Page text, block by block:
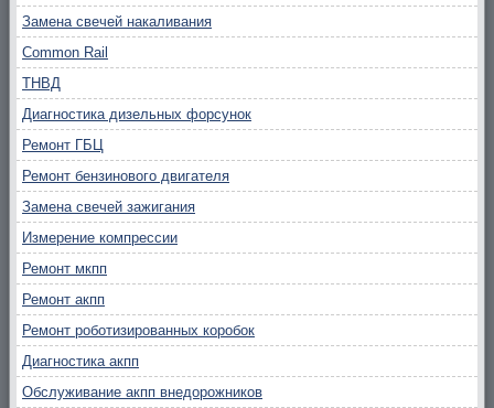
Замена свечей накаливания
Common Rail
ТНВД
Диагностика дизельных форсунок
Ремонт ГБЦ
Ремонт бензинового двигателя
Замена свечей зажигания
Измерение компрессии
Ремонт мкпп
Ремонт акпп
Ремонт роботизированных коробок
Диагностика акпп
Обслуживание акпп внедорожников